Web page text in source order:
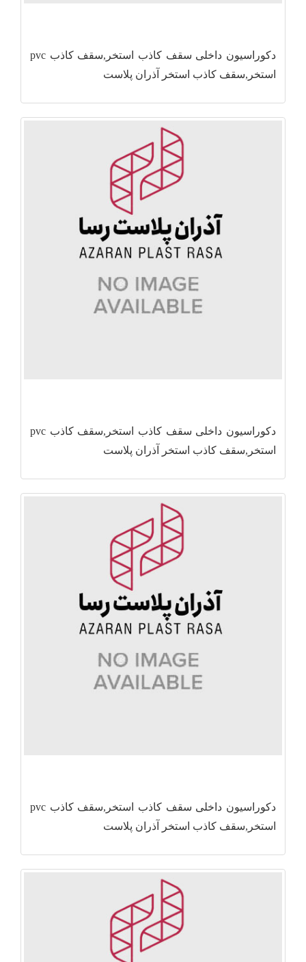
دکوراسیون داخلی سقف کاذب استخر,سقف کاذب pvc
استخر,سقف کاذب استخر آذران پلاست
دکوراسیون داخلی سقف کاذب استخر,سقف کاذب pvc
استخر,سقف کاذب استخر آذران پلاست
دکوراسیون داخلی سقف کاذب استخر,سقف کاذب pvc
استخر,سقف کاذب استخر آذران پلاست